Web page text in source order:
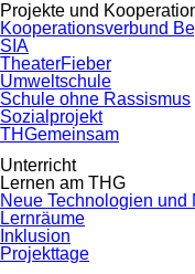
Projekte und
Kooperationsverbund
SIA
TheaterFieber
Umweltschule
Schule ohne Rassismus
Sozialprojekt
THGemeinsam
Unterricht
Lernen am THG
Neue Technologien und
Lernräume
Inklusion
Projekttage